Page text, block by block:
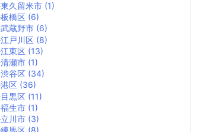
東久留米市 (1)
板橋区 (6)
武蔵野市 (6)
江戸川区 (8)
江東区 (13)
清瀬市 (1)
渋谷区 (34)
港区 (36)
目黒区 (11)
福生市 (1)
立川市 (3)
練馬区 (8)